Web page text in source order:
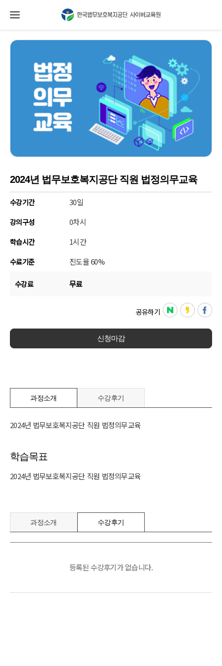
2024년 법무보호복지공단 직원 법정의무교육
수강기간 30일
강의구성 0차시
학습시간 1시간
수료기준 진도율 60%
수강료 무료
공유하기
신청마감
과정소개 수강후기
2024년 법무보호복지공단 직원 법정의무교육
학습목표
2024년 법무보호복지공단 직원 법정의무교육
과정소개 수강후기